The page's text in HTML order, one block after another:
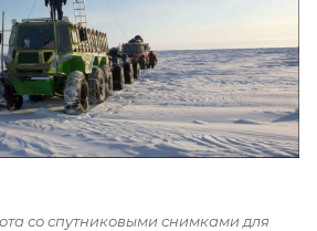
со спутниковыми снимками для